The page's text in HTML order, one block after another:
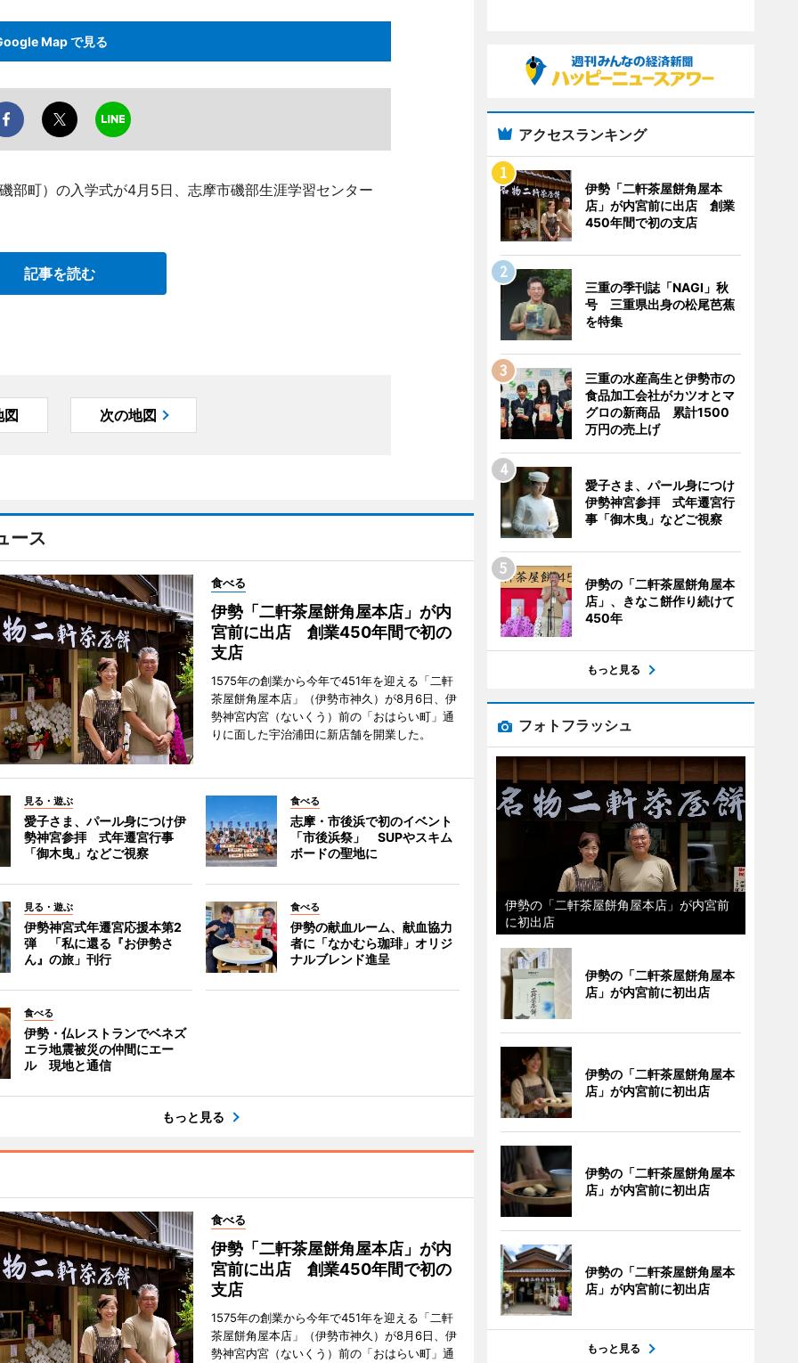
Map で見る
部町）の入学式が4月5日、志摩市磯部生涯学習センター
記事を読む
図 次の地図
ース
食べる
伊勢「二軒茶屋餅角屋本店」が内
宮前に出店 創業450年間で初の
支店
1575年の創業から今年で451年を迎える「二軒
茶屋餅角屋本店」（伊勢市神久）が8月6日、伊
勢神宮内宮（ないくう）前の「おはらい町」通
りに面した宇治浦田に新店舗を開業した。
見る・遊ぶ
愛子さま、パール身につけ伊
勢神宮参拝 式年遷宮行事
「御木曳」などご視察
食べる
志摩・市後浜で初のイベント
「市後浜祭」 SUPやスキム
ボードの聖地に
見る・遊ぶ
伊勢神宮式年遷宮応援本第2
弾 「私に還る『お伊勢さ
ん』の旅」刊行
食べる
伊勢の献血ルーム、献血協力
者に「なかむら珈琲」オリジ
ナルブレンド進呈
食べる
伊勢・仏レストランでベネズ
エラ地震被災の仲間にエー
ル 現地と通信
もっと見る
食べる
伊勢「二軒茶屋餅角屋本店」が内
宮前に出店 創業450年間で初の
支店
1575年の創業から今年で451年を迎える「二軒
茶屋餅角屋本店」（伊勢市神久）が8月6日、伊
勢神宮内宮（ないくう）前の「おはらい町」通
アクセスランキング
伊勢「二軒茶屋餅角屋本
店」が内宮前に出店 創業
450年間で初の支店
三重の季刊誌「NAGI」秋
号 三重県出身の松尾芭蕉
を特集
三重の水産高生と伊勢市の
食品加工会社がカツオとマ
グロの新商品 累計1500
万円の売上げ
愛子さま、パール身につけ
伊勢神宮参拝 式年遷宮行
事「御木曳」などご視察
伊勢の「二軒茶屋餅角屋本
店」、きなこ餅作り続けて
450年
もっと見る
フォトフラッシュ
伊勢の「二軒茶屋餅角屋本店」が内宮前
に初出店
伊勢の「二軒茶屋餅角屋本
店」が内宮前に初出店
伊勢の「二軒茶屋餅角屋本
店」が内宮前に初出店
伊勢の「二軒茶屋餅角屋本
店」が内宮前に初出店
伊勢の「二軒茶屋餅角屋本
店」が内宮前に初出店
もっと見る